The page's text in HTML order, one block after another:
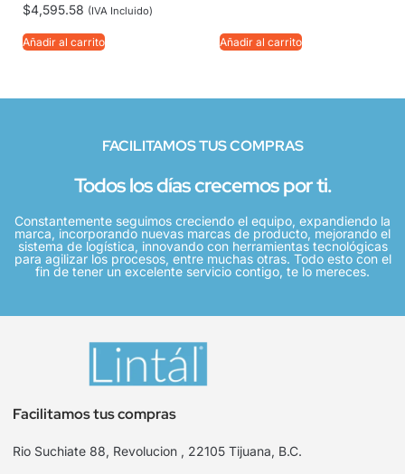
$4,595.58 (IVA Incluido)
Añadir al carrito Añadir al carrito
FACILITAMOS TUS COMPRAS
Todos los días crecemos por ti.
Constantemente seguimos creciendo el equipo, expandiendo la
marca, incorporando nuevas marcas de producto, mejorando el
sistema de logística, innovando con herramientas tecnológicas
para agilizar los procesos, entre muchas otras. Todo esto con el
fin de tener un excelente servicio contigo, te lo mereces.
Facilitamos tus compras
Rio Suchiate 88, Revolucion , 22105 Tijuana, B.C.